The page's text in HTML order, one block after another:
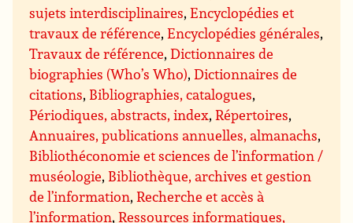
sujets interdisciplinaires,Encyclopédies et
travaux de référence,Encyclopédies générales,
Travaux de référence,Dictionnaires de
biographies (Who’s Who),Dictionnaires de
citations, Bibliographies, catalogues,
Périodiques, abstracts, index,Répertoires,
Annuaires, publications annuelles, almanachs,
Bibliothéconomie et sciences de l’information /
muséologie, Bibliothèque, archives et gestion
de l’information,Recherche et accès à
l’information,Ressources informatiques,